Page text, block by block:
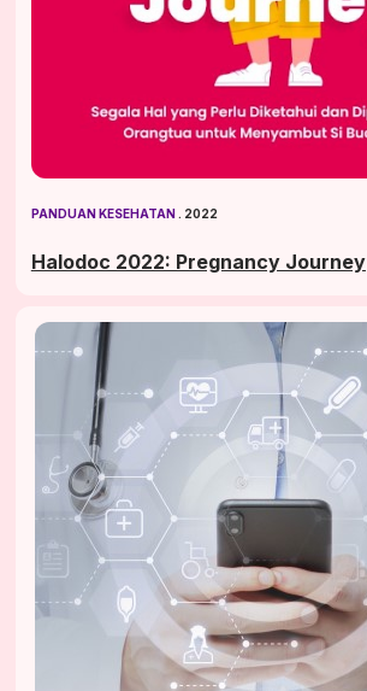
PANDUAN KESEHATAN . 2022
Halodoc 2022: Pregnancy Journey